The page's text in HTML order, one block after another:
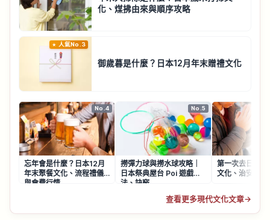
化、煤拂由來與順序攻略
人氣No.3
御歲暮是什麼？日本12月年末贈禮文化
No.4
忘年會是什麼？日本12月
年末聚餐文化、流程禮儀
與會費行情
No.5
撈彈力球與撈水球攻略｜
日本祭典屋台 Poi 遊戲玩
法、訣竅
第一次去日本必
文化、治安與禮
查看更多現代文化文章→